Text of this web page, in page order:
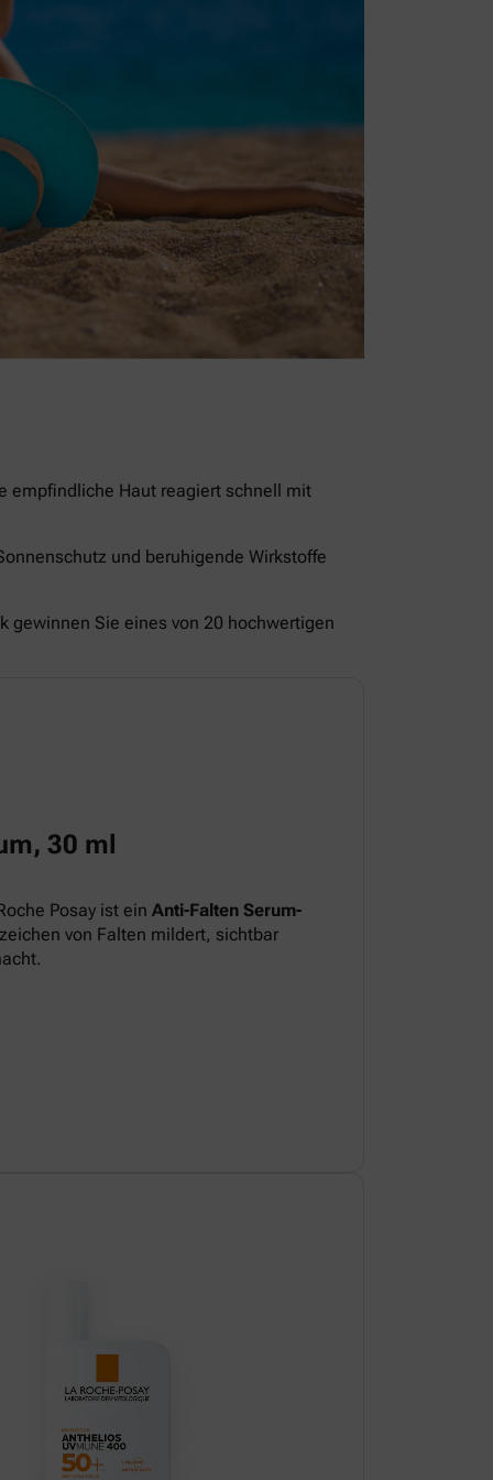
empfindliche Haut reagiert schnell mit
und beruhigende Wirkstoffe
gewinnen Sie eines von 20 hochwertigen
30 ml
Posay ist ein Anti-Falten Serum-
von Falten mildert, sichtbar